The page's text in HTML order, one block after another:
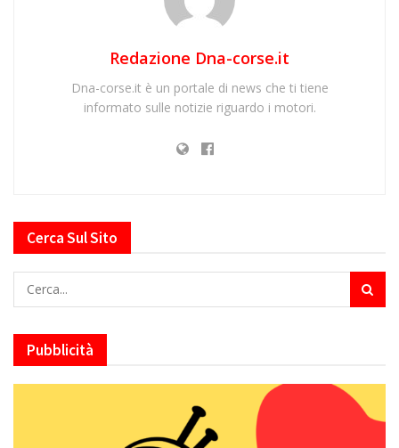
Redazione Dna-corse.it
Dna-corse.it è un portale di news che ti tiene
informato sulle notizie riguardo i motori.
Cerca Sul Sito
Pubblicità